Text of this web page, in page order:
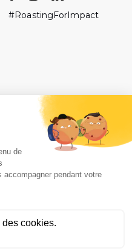
#RoastingForImpact
♥ en
-
confidentialité